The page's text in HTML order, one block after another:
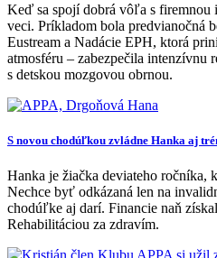
Keď sa spojí dobrá vôľa s
veci. Príkladom bola predvianočná
Eustream a Nadácie EPH, ktorá
atmosféru – zabezpečila intenzívnu
s detskou mozgovou obrnou.
S novou chodúľkou zvládne Hanka aj
Hanka je žiačka deviateho ročníka,
Nechce byť odkázaná len na
chodúľke aj darí. Financie naň
Rehabilitáciou za zdravím.